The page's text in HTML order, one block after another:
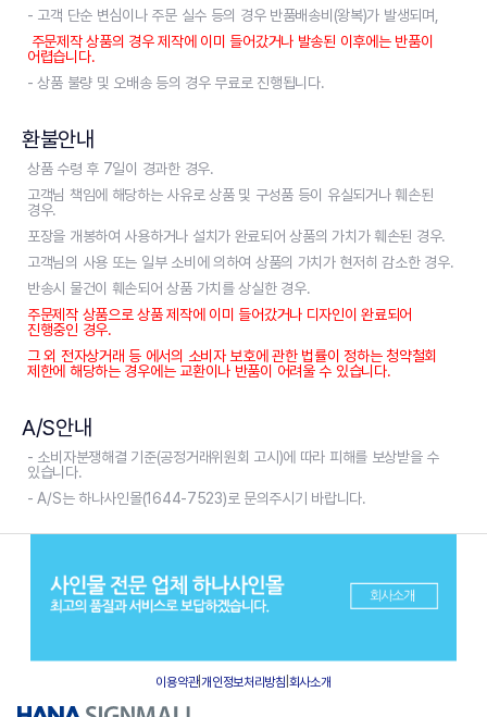
- 고객 단순 변심이나 주문 실수 등의 경우 반품배송비(왕복)가 발생되며,
주문제작 상품의 경우 제작에 이미 들어갔거나 발송된 이후에는 반품이
어렵습니다.
- 상품 불량 및 오배송 등의 경우 무료로 진행됩니다.
환불안내
상품 수령 후 7일이 경과한 경우.
고객님 책임에 해당하는 사유로 상품 및 구성품 등이 유실되거나 훼손된
경우.
포장을 개봉하여 사용하거나 설치가 완료되어 상품의 가치가 훼손된 경우.
고객님의 사용 또는 일부 소비에 의하여 상품의 가치가 현저히 감소한 경우.
반송시 물건이 훼손되어 상품 가치를 상실한 경우.
주문제작 상품으로 상품 제작에 이미 들어갔거나 디자인이 완료되어
진행중인 경우.
그 외 전자상거래 등 에서의 소비자 보호에 관한 법률이 정하는 청약철회
제한에 해당하는 경우에는 교환이나 반품이 어려울 수 있습니다.
A/S안내
- 소비자분쟁해결 기준(공정거래위원회 고시)에 따라 피해를 보상받을 수
있습니다.
- A/S는 하나사인몰(1644-7523)로 문의주시기 바랍니다.
이용약관|개인정보처리방침 회사소개